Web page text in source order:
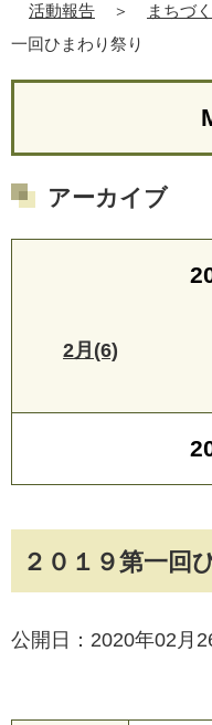
活動報告
＞ まちづ
一回ひまわり祭り
２０１９第一回
公開日：2020年02月
アーカイブ
2月(6)